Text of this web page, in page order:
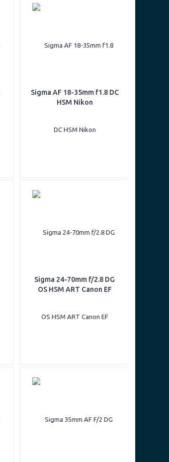
Sigma AF 18-35mm f1.8 DC
HSM Nikon
Sigma 24-70mm f/2.8 DG
OS HSM ART Canon EF